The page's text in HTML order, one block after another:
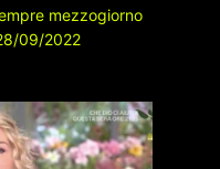
mezzogiorno
09/2022